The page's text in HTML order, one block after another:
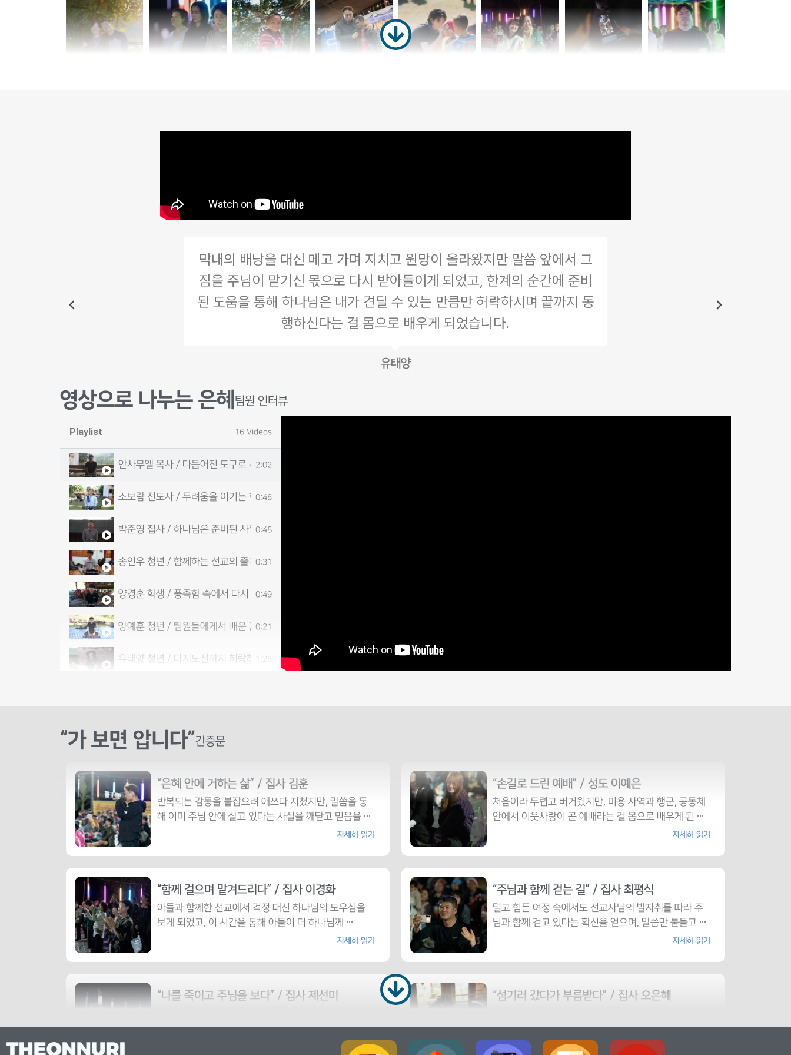
막내의 배낭을 대신 메고 가며 지치고 원망이 올라왔지만 말씀 앞에서 그
짐을 주님이 맡기신 몫으로 다시 받아들이게 되었고, 한계의 순간에 준비
된 도움을 통해 하나님은 내가 견딜 수 있는 만큼만 허락하시며 끝까지 동
행하신다는 걸 몸으로 배우게 되었습니다.
유태양
영상으로 나누는 은혜 팀원 인터뷰
Playlist 16 Videos
안사무엘 목사 / 다듬어진 도구로 세워지는 목회자의 결단
2:02
소보람 전도사 / 두려움을 이기는 한 걸음의 순종
0:48
박준영 집사 / 하나님은 준비된 사람이 아니라 순종하는 사람을 쓰신다
0:45
송인우 청년 / 함께하는 선교의 즐거움
0:31
양경훈 학생 / 풍족함 속에서 다시 배우는 예배의 태도
0:49
양예훈 청년 / 팀원들에게서 배운 끈기와 도전
0:21
유태양 청년 / 마지노선까지 허락하시는 하나님과 함께 걷는 길
1:28
정재훈 집사 / 아침 말씀으로 시작하는 삶의 변화
0:53
김유성 청년 / 옛사람을 깨뜨리고 공동체의 기쁨을 배우다
0:47
최한준 집사 / 불편함을 넘어 더 큰 보람을 얻다
0:55
황강현 학생 / 옛사람의 옷을 벗고 은혜를 입다
0:45
김은강 청년 / 당연함이 사라지자 감사가 시작되었다
“가 보면 압니다”간증문
“은혜 안에 거하는 삶” / 집사 김훈
반복되는 감동을 붙잡으려 애쓰다 지쳤지만, 말씀을 통
해 이미 주님 안에 살고 있다는 사실을 깨닫고 믿음을 ⋯
자세히 읽기
“손길로 드린 예배” / 성도 이예은
처음이라 두렵고 버거웠지만, 미용 사역과 행군, 공동체
안에서 이웃사랑이 곧 예배라는 걸 몸으로 배우게 된 ⋯
자세히 읽기
“함께 걸으며 맡겨드리다” / 집사 이경화
아들과 함께한 선교에서 걱정 대신 하나님의 도우심을
보게 되었고, 이 시간을 통해 아들이 더 하나님께 ⋯
자세히 읽기
“주님과 함께 걷는 길” / 집사 최평식
멀고 힘든 여정 속에서도 선교사님의 발자취를 따라 주
님과 함께 걷고 있다는 확신을 얻으며, 말씀만 붙들고 ⋯
자세히 읽기
“나를 죽이고 주님을 보다” / 집사 제선미
고, 주님의 뜻과 시선으로 살아가야 함을 다시 깊이 ⋯
“섬기러 갔다가 부름받다” / 집사 오은혜
배와 섬김 속에서 주님이 나를 먼저 부르셨다는 걸 깨닫
고 ⋯